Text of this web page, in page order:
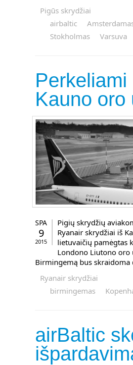
Pigūs skrydžiai
airbaltic
Stokholmas
Varsuva
Kauno oro
SPA
9
2015
Pigių skrydžių
Ryanair skrydžiai iš
lietuvaičių pamėgtas
Londono Liutono oro
Birmingemą bus skraidoma
Ryanair skrydžiai
birmingemas
airBaltic